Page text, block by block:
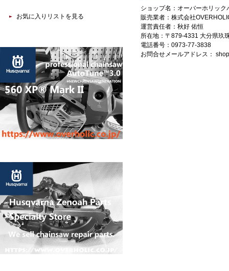
ショップ名：オーバーホリック
販売業者：株式会社
運営責任者：秋好 佑恒
所在地：〒879-4331 大分県玖
電話番号：0973-77-3838
お問合せメールアドレス：
お気に入りリストを見る